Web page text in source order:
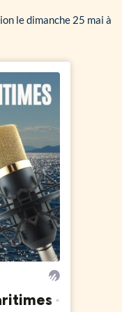
le dimanche 25 mai à